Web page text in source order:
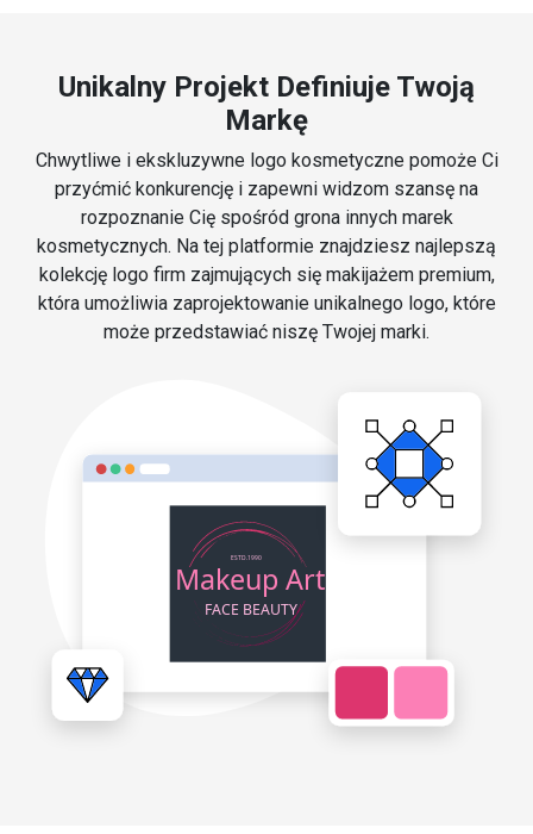
Unikalny Projekt Definiuje Twoją
Markę
Chwytliwe i ekskluzywne logo kosmetyczne pomoże Ci
przyćmić konkurencję i zapewni widzom szansę na
rozpoznanie Cię spośród grona innych marek
kosmetycznych. Na tej platformie znajdziesz najlepszą
kolekcję logo firm zajmujących się makijażem premium,
która umożliwia zaprojektowanie unikalnego logo, które
może przedstawiać niszę Twojej marki.